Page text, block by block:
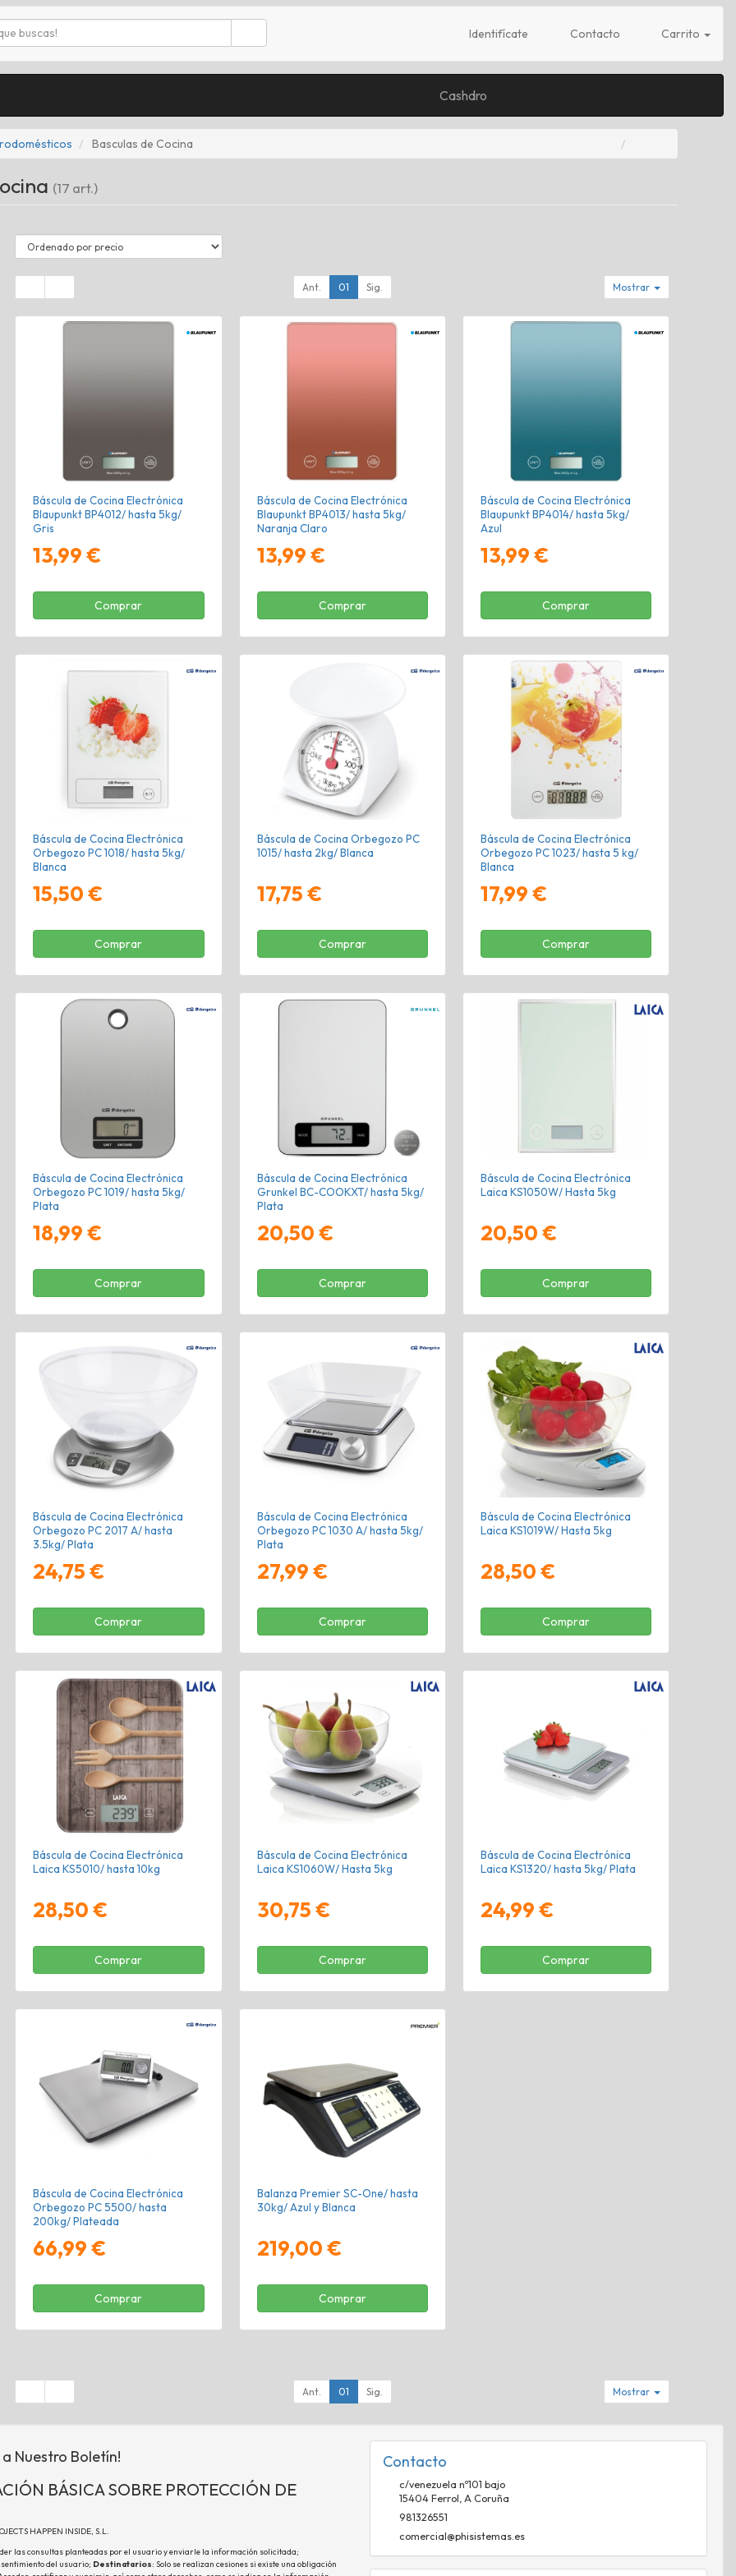
Identifícate Contacto Carrito
Cashdro
Basculas de Cocina
(17 art.)
Ant. 01 Sig. Mostrar
Báscula de Cocina Electrónica
Blaupunkt BP4012/ hasta 5kg/
Gris
13,99 €
Comprar
Báscula de Cocina Electrónica
Blaupunkt BP4013/ hasta 5kg/
Naranja Claro
13,99 €
Comprar
Báscula de Cocina Electrónica
Blaupunkt BP4014/ hasta 5kg/
Azul
13,99 €
Comprar
Báscula de Cocina Electrónica
Orbegozo PC 1018/ hasta 5kg/
Blanca
15,50 €
Comprar
Báscula de Cocina Orbegozo PC
1015/ hasta 2kg/ Blanca
17,75 €
Comprar
Báscula de Cocina Electrónica
Orbegozo PC 1023/ hasta 5 kg/
Blanca
17,99 €
Comprar
Báscula de Cocina Electrónica
Orbegozo PC 1019/ hasta 5kg/
Plata
18,99 €
Comprar
Báscula de Cocina Electrónica
Grunkel BC-COOKXT/ hasta 5kg/
Plata
20,50 €
Comprar
Báscula de Cocina Electrónica
Laica KS1050W/ Hasta 5kg
20,50 €
Comprar
Báscula de Cocina Electrónica
Orbegozo PC 2017 A/ hasta
3.5kg/ Plata
24,75 €
Comprar
Báscula de Cocina Electrónica
Orbegozo PC 1030 A/ hasta 5kg/
Plata
27,99 €
Comprar
Báscula de Cocina Electrónica
Laica KS1019W/ Hasta 5kg
28,50 €
Comprar
Báscula de Cocina Electrónica
Laica KS5010/ hasta 10kg
28,50 €
Comprar
Báscula de Cocina Electrónica
Laica KS1060W/ Hasta 5kg
30,75 €
Comprar
Báscula de Cocina Electrónica
Laica KS1320/ hasta 5kg/ Plata
24,99 €
Comprar
Báscula de Cocina Electrónica
Orbegozo PC 5500/ hasta
200kg/ Plateada
66,99 €
Comprar
Balanza Premier SC-One/ hasta
30kg/ Azul y Blanca
219,00 €
Comprar
Ant. 01 Sig. Mostrar
a Nuestro Boletín!
BÁSICA SOBRE PROTECCIÓN DE
HAPPEN INSIDE, S.L.
las consultas planteadas por el usuario y enviarle la información solicitada;
del usuario; Destinatarios: Solo se realizan cesiones si existe una obligación
Contacto
c/venezuela nº101 bajo
15404 Ferrol A Coruña
981326551
comercial@phisistemas.es